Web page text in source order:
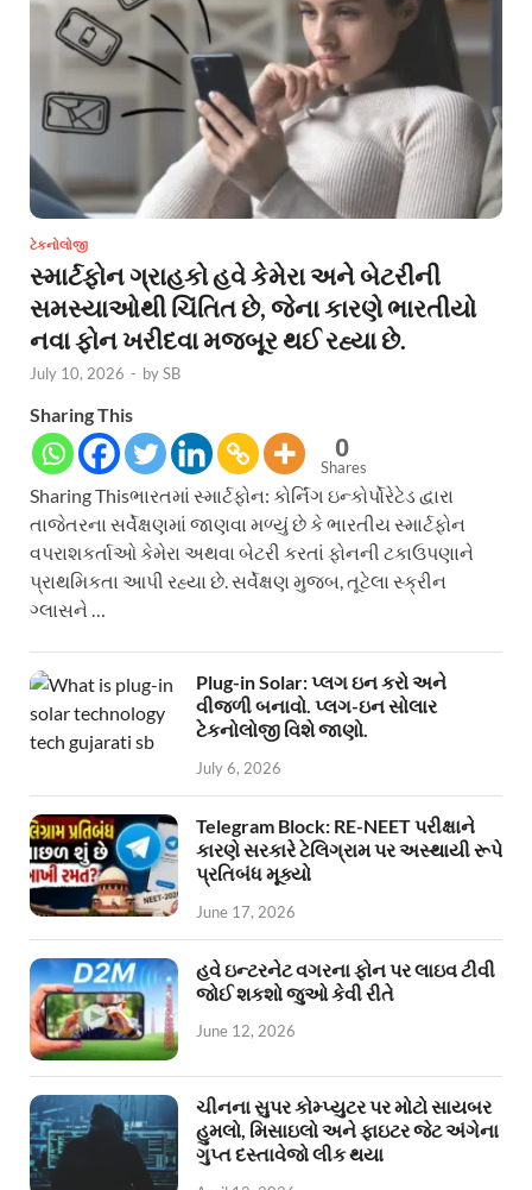
ટેકનોલોજી
સ્માર્ટફોન ગ્રાહકો હવે કેમેરા અને બેટરીની
સમસ્યાઓથી ચિંતિત છે, જેના કારણે ભારતીયો
નવા ફોન ખરીદવા મજબૂર થઈ રહ્યા છે.
July 10, 2026 - bySB
Sharing This
0
Shares
Sharing Thisભારતમાં સ્માર્ટફોન: કોર્નિંગ ઇન્કોર્પોરેટેડ દ્વારા
તાજેતરના સર્વેક્ષણમાં જાણવા મળ્યું છે કે ભારતીય સ્માર્ટફોન
વપરાશકર્તાઓ કેમેરા અથવા બેટરી કરતાં ફોનની ટકાઉપણાને
પ્રાથમિકતા આપી રહ્યા છે. સર્વેક્ષણ મુજબ, તૂટેલા સ્ક્રીન
ગ્લાસને …
Plug-in Solar: પ્લગ ઇન કરો અને
વીજળી બનાવો. પ્લગ-ઇન સોલાર
ટેકનોલોજી વિશે જાણો.
July 6, 2026
Telegram Block: RE-NEET પરીક્ષાને
કારણે સરકારે ટેલિગ્રામ પર અસ્થાયી રૂપે
પ્રતિબંધ મૂક્યો
June 17, 2026
હવે ઇન્ટરનેટ વગરના ફોન પર લાઇવ ટીવી
જોઈ શકશો જુઓ કેવી રીતે
June 12, 2026
ચીનના સુપર કોમ્પ્યુટર પર મોટો સાયબર
હુમલો, મિસાઇલો અને ફાઇટર જેટ અંગેના
ગુપ્ત દસ્તાવેજો લીક થયા